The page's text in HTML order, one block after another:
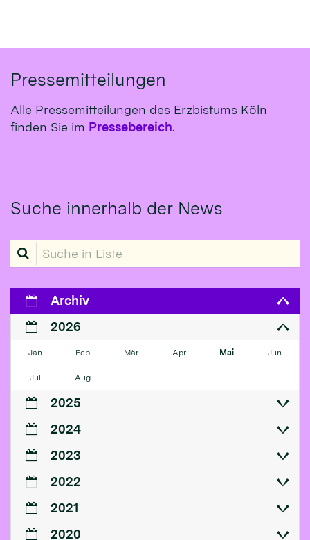
Pressemitteilungen
Alle Pressemitteilungen des Erzbistums Köln
finden Sie im Pressebereich.
Suche innerhalb der News
Suche in Liste
Archiv
2026
Jan Feb Mär Apr Mai Jun
Jul Aug
2025
2024
2023
2022
2021
2020